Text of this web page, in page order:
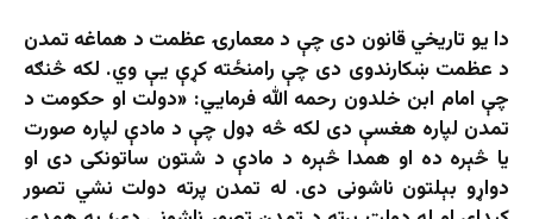
دا یو تاریخي قانون دی چې د معمارۍ عظمت د هماغه تمدن
د عظمت ښکارندوی دی چې رامنځته کړې یې وي. لکه څنګه
چې امام ابن خلدون رحمه الله فرمایي: «دولت او حکومت د
تمدن لپاره هغسې دی لکه څه ډول چې د مادې لپاره صورت
یا څېره ده او همدا څېره د مادې د شتون ساتونکی دی او
دواړو بېلتون ناشونی دی. له تمدن پرته دولت نشي تصور